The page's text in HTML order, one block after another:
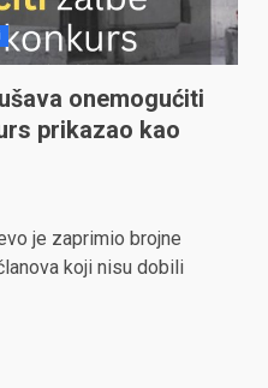
onemogućiti
prikazao kao
je zaprimio brojne
koji nisu dobili